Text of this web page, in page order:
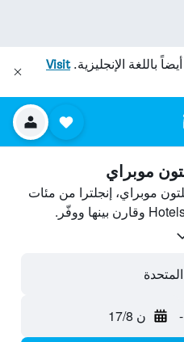
باللغة الإنجليزية.Visit
موبراي
موبراي، إنجلترا من مئات
- ن 17/8